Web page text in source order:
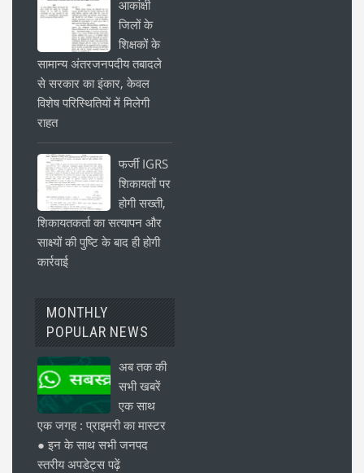
आकांक्षी
जिलों के
शिक्षकों के
सामान्य अंतरजनपदीय तबादले
से सरकार का इंकार, केवल
विशेष परिस्थितियों में मिलेगी
राहत
फर्जी IGRS
शिकायतों पर
होगी सख्ती,
शिकायतकर्ता का सत्यापन और
साक्ष्यों की पुष्टि के बाद ही होगी
कार्रवाई
MONTHLY
POPULAR NEWS
अब तक की
सभी खबरें
एक साथ
एक जगह : प्राइमरी का मास्टर
● इन के साथ सभी जनपद
स्तरीय अपडेट्स पढ़ें